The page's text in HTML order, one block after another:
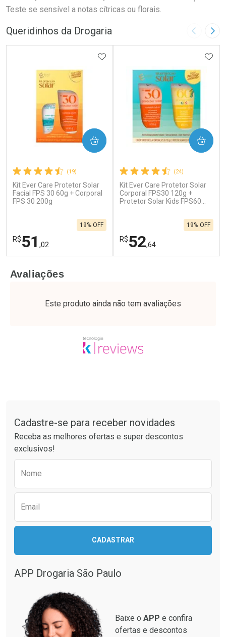
Teste se sensível a notas cítricas ou florais.
Queridinhos da Drogaria Imagem
(19)
Kit Ever Care Protetor Solar
Facial FPS 30 60g + Corporal
FPS 30 200g
R$51 ,02
19% OFF
ADICIONAR AOS FAVORITOS
COMPRAR
Laboratório
Ativar Desconto
Comprar sem Desconto
Por Menos
Comprar sem Desconto
Por R$ 51,02/cada
(24)
Kit Ever Care Protetor Solar
Corporal FPS30 120g +
Protetor Solar Kids FPS60
R$52,64
19% OFF
COMPRAR
Laboratório
Ativar Desconto
Comprar sem Desconto
Por Menos
Comprar sem Desconto
Avaliações
Este produto ainda não tem avaliações
Cadastre-se para receber novidades
Receba as melhores ofertas e super descontos
exclusivos!
Nome
Email
CADASTRAR
APP Drogaria São Paulo
Baixe o APP e confira
ofertas e descontos